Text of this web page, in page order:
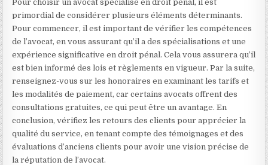
Pour choisir un avocat spécialisé en droit pénal, il est
primordial de considérer plusieurs éléments déterminants.
Pour commencer, il est important de vérifier les compétences
de l’avocat, en vous assurant qu’il a des spécialisations et une
expérience significative en droit pénal. Cela vous assurera qu’il
est bien informé des lois et règlements en vigueur. Par la suite,
renseignez-vous sur les honoraires en examinant les tarifs et
les modalités de paiement, car certains avocats offrent des
consultations gratuites, ce qui peut être un avantage. En
conclusion, vérifiez les retours des clients pour apprécier la
qualité du service, en tenant compte des témoignages et des
évaluations d’anciens clients pour avoir une vision précise de
la réputation de l’avocat.